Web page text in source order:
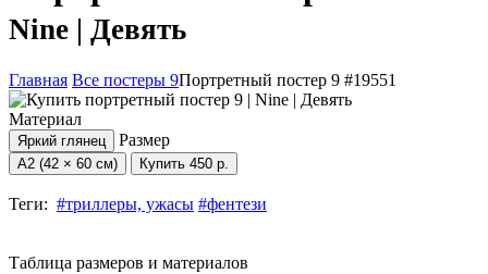
Nine | Девять
Главная Все постеры 9Портретный постер 9 #19551
Материал
Яркий глянец Размер
А2 (42 × 60 см) Купить 450 р.
Теги: #триллеры, ужасы #фентези
Таблица размеров и материалов